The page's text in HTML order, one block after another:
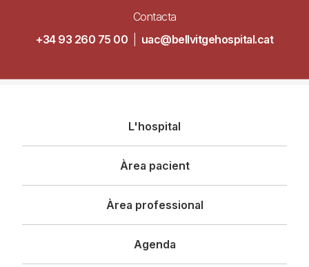
Contacta
+34 93 260 75 00
uac@bellvitgehospital.cat
principal
L'hospital
Àrea pacient
Àrea professional
Agenda